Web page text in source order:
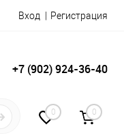
Вход Регистрация
+7 (902) 924-36-40
0 0